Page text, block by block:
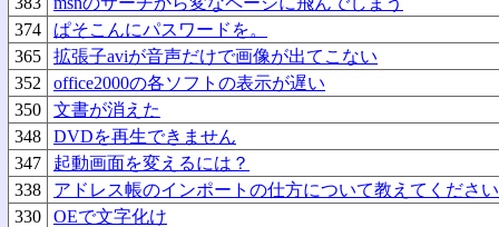
374
ぱそこんにパスワードを。
365
拡張子aviが音声だけで画像が出てこない
352
office2000の各ソフトの表示が遅い
350
文書が消えた
348
DVDを再生できません
347
起動画面を変えるには？
338
アドレス帳のインポートの仕方について教えてくださ
330
OEで文字化け